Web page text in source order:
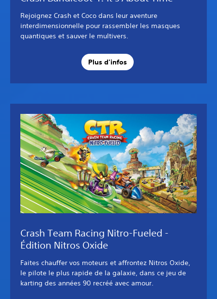
Rejoignez Crash et Coco dans leur aventure
interdimensionnelle pour rassembler les masques
quantiques et sauver le multivers.
Plus d'infos
Crash Team Racing Nitro-Fueled -
Édition Nitros Oxide
Faites chauffer vos moteurs et affrontez Nitros Oxide,
le pilote le plus rapide de la galaxie, dans ce jeu de
karting des années 90 recréé avec amour.